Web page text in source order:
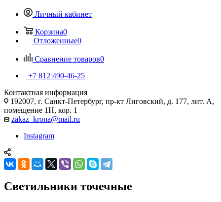
Личный кабинет
Корзина0
Отложенные0
Сравнение товаров0
+7 812 490-46-25
Контактная информация
192007, г. Санкт-Петербург, пр-кт Лиговский, д. 177, лит. А,
помещение 1Н, кор. 1
zakaz_krona@mail.ru
Instagram
Светильники точечные